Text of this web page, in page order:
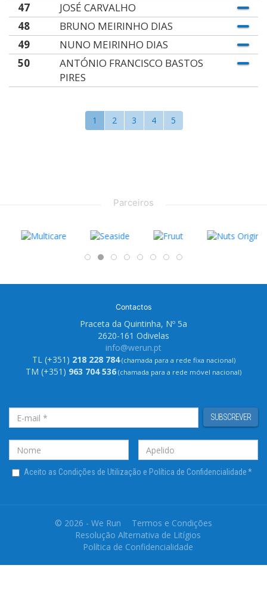
47
JOSÉ CARVALHO
48
BRUNO MEIRINHO DIAS
49
NUNO MEIRINHO DIAS
50
ANTÓNIO FRANCISCO BASTOS
PIRES
1 2 3 4 5
Parceiros
Contactos
Praceta da Quintinha, Nº 5a
2620-161 Odivelas
info@werun.pt
TL (+351) 218 228 784(chamada para a rede fixa nacional)
TM (+351) 963 704 536 (chamada para a rede móvel nacional)
SUBSCREVER
Aceito as Condições de Utilização e Política de Confidencialidade*
© 2026 - We Run
Termos e Condições
Resolução Alternativa de Litígios
Política de Confidencialidade